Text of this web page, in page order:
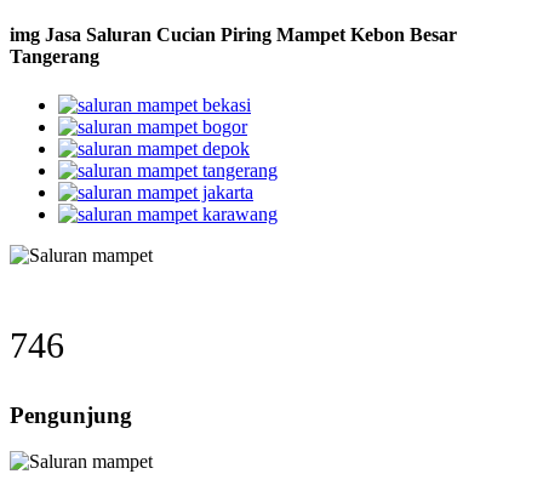
img Jasa Saluran Cucian Piring Mampet Kebon Besar
Tangerang
746
Pengunjung